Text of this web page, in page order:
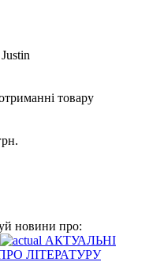
товару
новини про:
АКТУАЛЬНІ
ЛІТЕРАТУРУ